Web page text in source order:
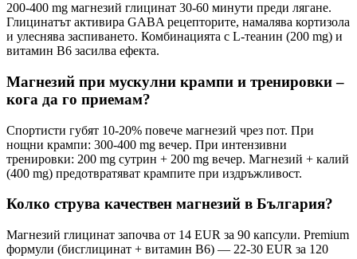
200-400 mg магнезий глицинат 30-60 минути преди лягане.
Глицинатът активира GABA рецепторите, намалява кортизола
и улеснява заспиването. Комбинацията с L-теанин (200 mg) и
витамин B6 засилва ефекта.
Магнезий при мускулни крампи и тренировки –
кога да го приемам?
Спортисти губят 10-20% повече магнезий чрез пот. При
нощни крампи: 300-400 mg вечер. При интензивни
тренировки: 200 mg сутрин + 200 mg вечер. Магнезий + калий
(400 mg) предотвратяват крампите при издръжливост.
Колко струва качествен магнезий в България?
Магнезий глицинат започва от 14 EUR за 90 капсули. Premium
формули (бисглицинат + витамин B6) — 22-30 EUR за 120